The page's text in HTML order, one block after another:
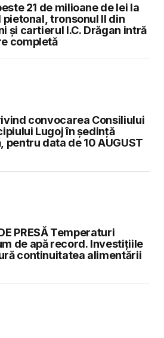
21 de milioane de lei la
pietonal, tronsonul II din
și cartierul I.C. Drăgan intră
completă
convocarea Consiliului
Lugoj în şedinţă
data de 10 AUGUST
PRESĂ Temperaturi
de apă record. Investițiile
continuitatea alimentării